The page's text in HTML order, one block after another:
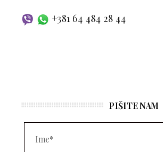
+381 64 484 28 44
PIŠITE NAM